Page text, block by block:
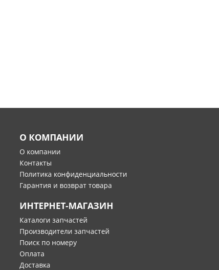
О КОМПАНИИ
О компании
Контакты
Политика конфиденциальности
Гарантия и возврат товара
ИНТЕРНЕТ-МАГАЗИН
Каталоги запчастей
Производители запчастей
Поиск по номеру
Оплата
Доставка